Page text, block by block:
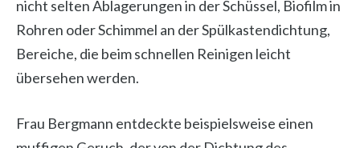
nicht selten Ablagerungen in der Schüssel, Biofilm in
Rohren oder Schimmel an der Spülkastendichtung,
Bereiche, die beim schnellen Reinigen leicht
übersehen werden.
Frau Bergmann entdeckte beispielsweise einen